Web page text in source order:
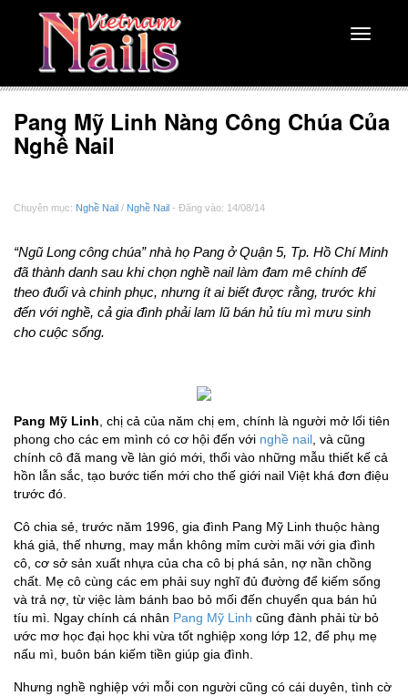
Toggle
Pang Mỹ Linh Nàng Công Chúa Của
Nghề Nail
Chuyên mục: Nghề Nail / Nghề Nail - Đăng vào: 14/08/14
“Ngũ Long công chúa” nhà họ Pang ở Quận 5, Tp. Hồ Chí Minh
đã thành danh sau khi chọn nghề nail làm đam mê chính để
theo đuổi và chinh phục, nhưng ít ai biết được rằng, trước khi
đến với nghề, cả gia đình phải lam lũ bán hủ tíu mì mưu sinh
cho cuộc sống.
Pang Mỹ Linh , chị cả của năm chị em, chính là người mở lối tiên
phong cho các em mình có cơ hội đến với nghề nail , và cũng
chính cô đã mang về làn gió mới, thổi vào những mẫu thiết kế cả
hồn lẫn sắc, tạo bước tiến mới cho thế giới nail Việt khá đơn điệu
trước đó.
Cô chia sẻ, trước năm 1996, gia đình Pang Mỹ Linh thuộc hàng
khá giả, thế nhưng, may mắn không mỉm cười mãi với gia đình
cô, cơ sở sản xuất nhựa của cha cô bị phá sản, nợ nần chồng
chất. Mẹ cô cùng các em phải suy nghĩ đủ đường để kiếm sống
và trả nợ, từ việc làm bánh bao bỏ mối đến chuyển qua bán hủ
tíu mì. Ngay chính cá nhân Pang Mỹ Linh cũng đành phải từ bỏ
ước mơ học đại học khi vừa tốt nghiệp xong lớp 12, để phụ mẹ
nấu mì, buôn bán kiếm tiền giúp gia đình.
Nhưng nghề nghiệp với mỗi con người cũng có cái duyên, tình cờ